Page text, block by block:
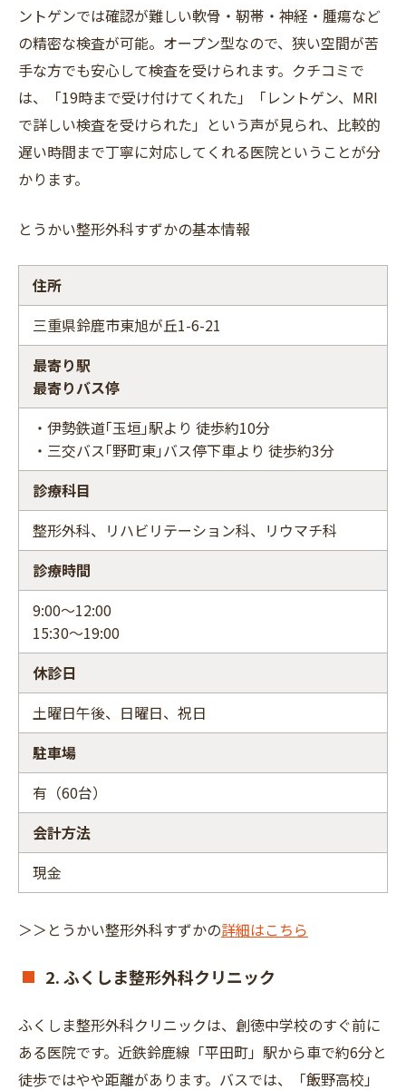
ントゲンでは確認が難しい軟骨・靭帯・神経・腫瘍など
の精密な検査が可能。オープン型なので、狭い空間が苦
手な方でも安心して検査を受けられます。クチコミで
は、「19時まで受け付けてくれた」「レントゲン、MRI
で詳しい検査を受けられた」という声が見られ、比較的
遅い時間まで丁寧に対応してくれる医院ということが分
かります。
とうかい整形外科すずかの基本情報
住所
三重県鈴鹿市東旭が丘1-6-21
最寄り駅
最寄りバス停
・伊勢鉄道｢玉垣｣駅より 徒歩約10分
・三交バス｢野町東｣バス停下車より 徒歩約3分
診療科目
整形外科、リハビリテーション科、リウマチ科
診療時間
9:00～12:00
15:30～19:00
休診日
土曜日午後、日曜日、祝日
駐車場
有（60台）
会計方法
現金
＞＞とうかい整形外科すずかの詳細はこちら
2. ふくしま整形外科クリニック
ふくしま整形外科クリニックは、創徳中学校のすぐ前に
ある医院です。近鉄鈴鹿線「平田町」駅から車で約6分と
徒歩ではやや距離があります。バスでは、「飯野高校」